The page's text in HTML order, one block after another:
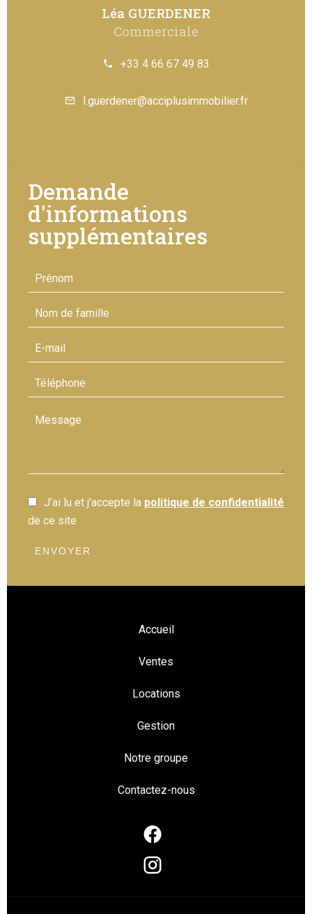
Léa GUERDENER
Commerciale
+33 4 66 67 49 83
l.guerdener@acciplusimmobilier.fr
Demande
d'informations
supplémentaires
J’ai lu et j'accepte la politique de confidentialité
de ce site
ENVOYER
Accueil
Ventes
Locations
Gestion
Notre groupe
Contactez-nous